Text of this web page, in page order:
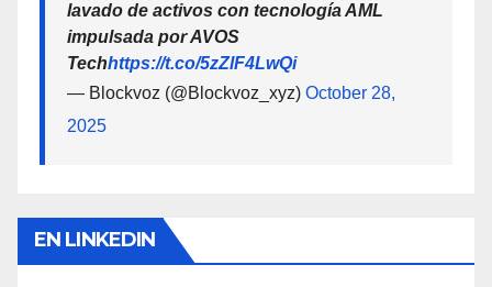
lavado de activos con tecnología AML
impulsada por AVOS
Techhttps://t.co/5zZlF4LwQi
— Blockvoz (@Blockvoz_xyz) October 28,
2025
EN LINKEDIN